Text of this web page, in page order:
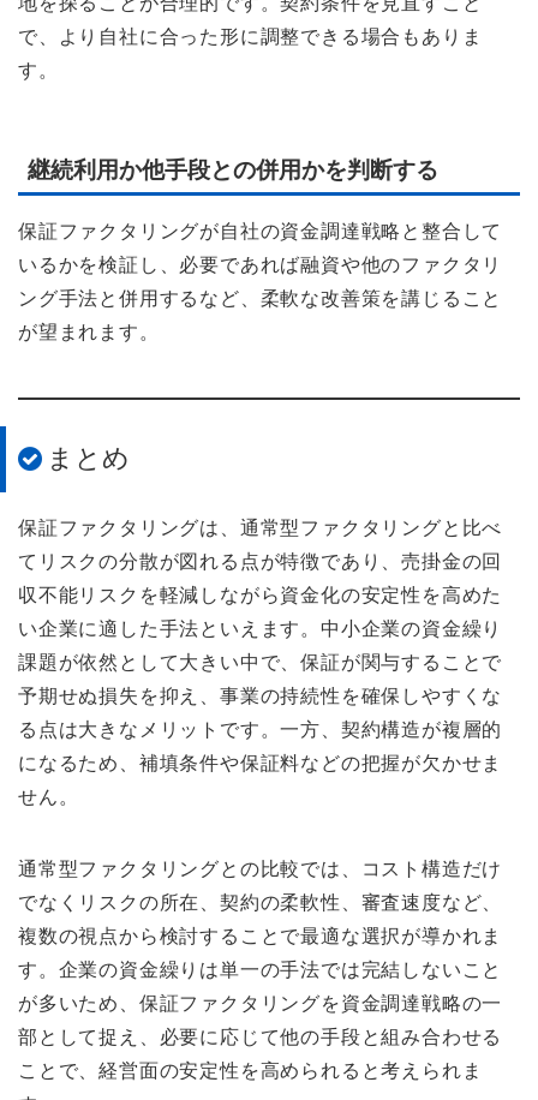
で、より自社に合った形に調整できる場合もありま
す。
継続利用か他手段との併用かを判断する
保証ファクタリングが自社の資金調達戦略と整合して
いるかを検証し、必要であれば融資や他のファクタリ
ング手法と併用するなど、柔軟な改善策を講じること
が望まれます。
まとめ
保証ファクタリングは、通常型ファクタリングと比べ
てリスクの分散が図れる点が特徴であり、売掛金の回
収不能リスクを軽減しながら資金化の安定性を高めた
い企業に適した手法といえます。中小企業の資金繰り
課題が依然として大きい中で、保証が関与することで
予期せぬ損失を抑え、事業の持続性を確保しやすくな
る点は大きなメリットです。一方、契約構造が複層的
になるため、補填条件や保証料などの把握が欠かせま
せん。
通常型ファクタリングとの比較では、コスト構造だけ
でなくリスクの所在、契約の柔軟性、審査速度など、
複数の視点から検討することで最適な選択が導かれま
す。企業の資金繰りは単一の手法では完結しないこと
が多いため、保証ファクタリングを資金調達戦略の一
部として捉え、必要に応じて他の手段と組み合わせる
ことで、経営面の安定性を高められると考えられま